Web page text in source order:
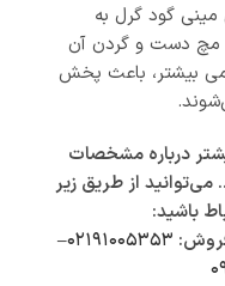
مینی گود گرل به
مچ دست و گردن آن
بیشتر، باعث پخش
درباره مشخصات
از طریق زیر
باشید:
۰۲۱۹۱۰۰۵۳۵۳–